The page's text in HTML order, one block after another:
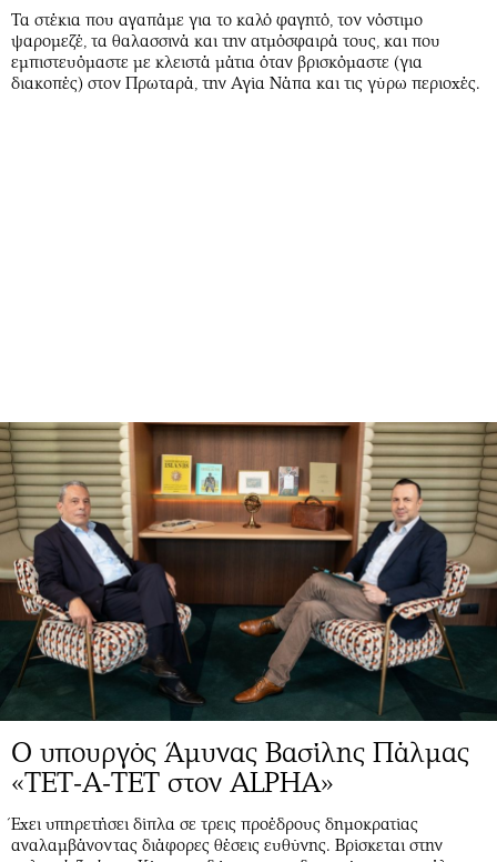
Τα στέκια που αγαπάμε για το καλό φαγητό, τον νόστιμο
ψαρομεζέ, τα θαλασσινά και την ατμόσφαιρά τους, και που
εμπιστευόμαστε με κλειστά μάτια όταν βρισκόμαστε (για
διακοπές) στον Πρωταρά, την Αγία Νάπα και τις γύρω περιοχές.
Ο υπουργός Άμυνας Βασίλης Πάλμας
«ΤΕΤ-Α-ΤΕΤ στον ALPHA»
Έχει υπηρετήσει δίπλα σε τρεις προέδρους δημοκρατίας
αναλαμβάνοντας διάφορες θέσεις ευθύνης. Βρίσκεται στην